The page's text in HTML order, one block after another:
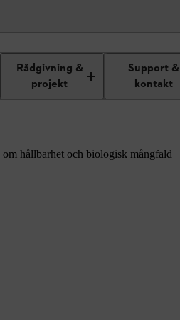
Rådgivning &
projekt
Support &
kontakt
hållbarhet och biologisk mångfald